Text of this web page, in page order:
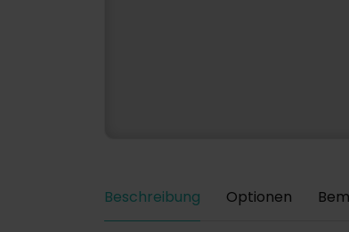
Beschreibung Optionen